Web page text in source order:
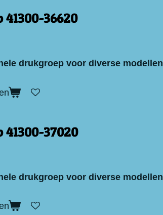
41300-36620
drukgroep voor diverse modellen
41300-37020
drukgroep voor diverse modellen